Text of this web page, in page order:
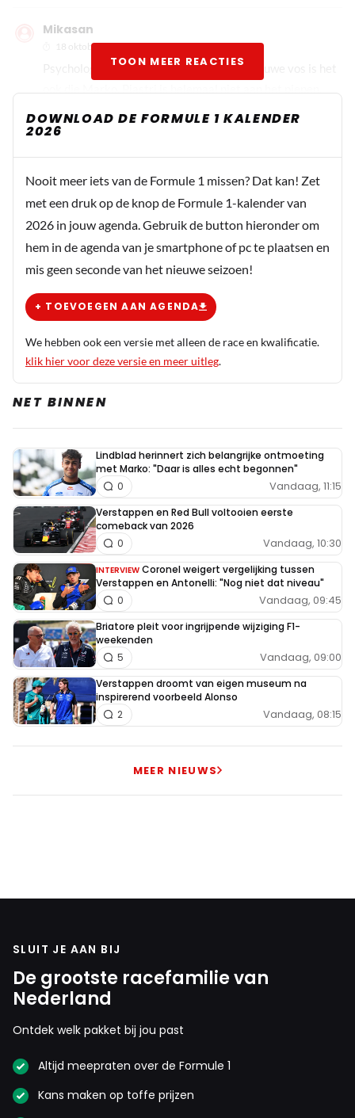
Mikasan
18 oktober 2025 11:58
Psychologische spelletjes zijn begonnen. Sluwe vos is het
Psychologische spelletjes horen er ook bij. Ben niet
geleden. Al is Oscar nooit de grootste verteller van
het stel ( moet ook erg lachen bij de lollypopman)
Dit bericht is aangepast op:19-10
Paddy33
Ik vind dat ze alle twee wel een beetje piepen en kraken
WK te winnen.
Meepraten? Dat kan! Je hoeft je alleen maar aan te
melden met een RN365-account.
INLOGGEN
TOON MEER REACTIES
DOWNLOAD DE FORMULE 1 KALENDER
2026
Nooit meer iets van de Formule 1 missen? Dat kan! Zet
met een druk op de knop de Formule 1-kalender van
2026 in jouw agenda. Gebruik de button hieronder om
hem in de agenda van je smartphone of pc te plaatsen en
mis geen seconde van het nieuwe seizoen!
+ TOEVOEGEN AAN AGENDA
We hebben ook een versie met alleen de race en kwalificatie.
klik hier voor deze versie en meer uitleg.
NET BINNEN
Lindblad herinnert zich belangrijke ontmoeting
met Marko: "Daar is alles echt begonnen"
Vandaag, 11:15
0
Verstappen en Red Bull voltooien eerste
comeback van 2026
Vandaag, 10:30
0
INTERVIEW Coronel weigert vergelijking tussen
Verstappen en Antonelli: "Nog niet dat niveau"
Vandaag, 09:45
0
Briatore pleit voor ingrijpende wijziging F1-
weekenden
Vandaag, 09:00
5
Verstappen droomt van eigen museum na
inspirerend voorbeeld Alonso
Vandaag, 08:15
2
MEER NIEUWS
SLUIT JE AAN BIJ
De grootste racefamilie van
Nederland
Ontdek welk pakket bij jou past
Altijd meepraten over de Formule 1
Kans maken op toffe prijzen